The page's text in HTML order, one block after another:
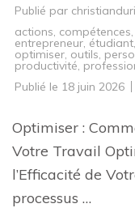
Publié par
actions compétences
entrepreneur, étudiant
optimiser outils
productivité
Publié le 18 juin 2026
Optimiser :
Votre Travail
l’Efficacité de
processus …